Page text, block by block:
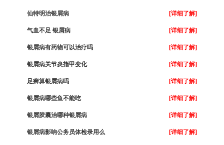
仙特明治银屑病 [详细了解]
气血不足 银屑病 [详细了解]
银屑病有药物可以治疗吗 [详细了解]
银屑病关节炎指甲变化 [详细了解]
足癣算银屑病吗 [详细了解]
银屑病哪些鱼不能吃 [详细了解]
银屑胶囊治哪种银屑病 [详细了解]
银屑病影响公务员体检录用么 [详细了解]